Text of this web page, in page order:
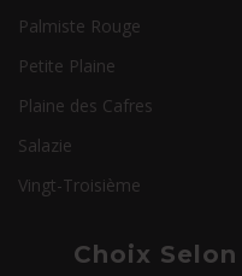
Palmiste Rouge
Petite Plaine
Plaine des Cafres
Salazie
Vingt-Troisième
Choix